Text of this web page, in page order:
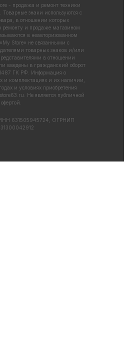
- продажа и ремонт техники
знаки используются с
в отношении которых
ремонту и продаже магазином
в неавторизованном
Store» не связанными с
товарных знаков и/или
в отношении
введены в гражданский оборот
ГК РФ. Информация о
и комплектациях и их наличии,
и условиях приобретения
. Не является публичной
офертой.
631505945724, ОГРНИП